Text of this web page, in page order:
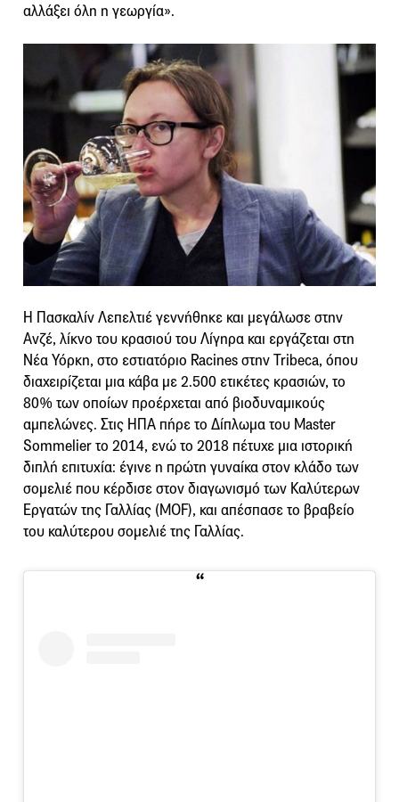
αλλάξει όλη η γεωργία».
Η Πασκαλίν Λεπελτιέ γεννήθηκε και μεγάλωσε στην
Ανζέ, λίκνο του κρασιού του Λίγηρα και εργάζεται στη
Νέα Υόρκη, στο εστιατόριο Racines στην Tribeca, όπου
διαχειρίζεται μια κάβα με 2.500 ετικέτες κρασιών, το
80% των οποίων προέρχεται από βιοδυναμικούς
αμπελώνες. Στις ΗΠΑ πήρε το Δίπλωμα του Master
Sommelier το 2014, ενώ το 2018 πέτυχε μια ιστορική
διπλή επιτυχία: έγινε η πρώτη γυναίκα στον κλάδο των
σομελιέ που κέρδισε στον διαγωνισμό των Καλύτερων
Εργατών της Γαλλίας (MOF), και απέσπασε το βραβείο
του καλύτερου σομελιέ της Γαλλίας.